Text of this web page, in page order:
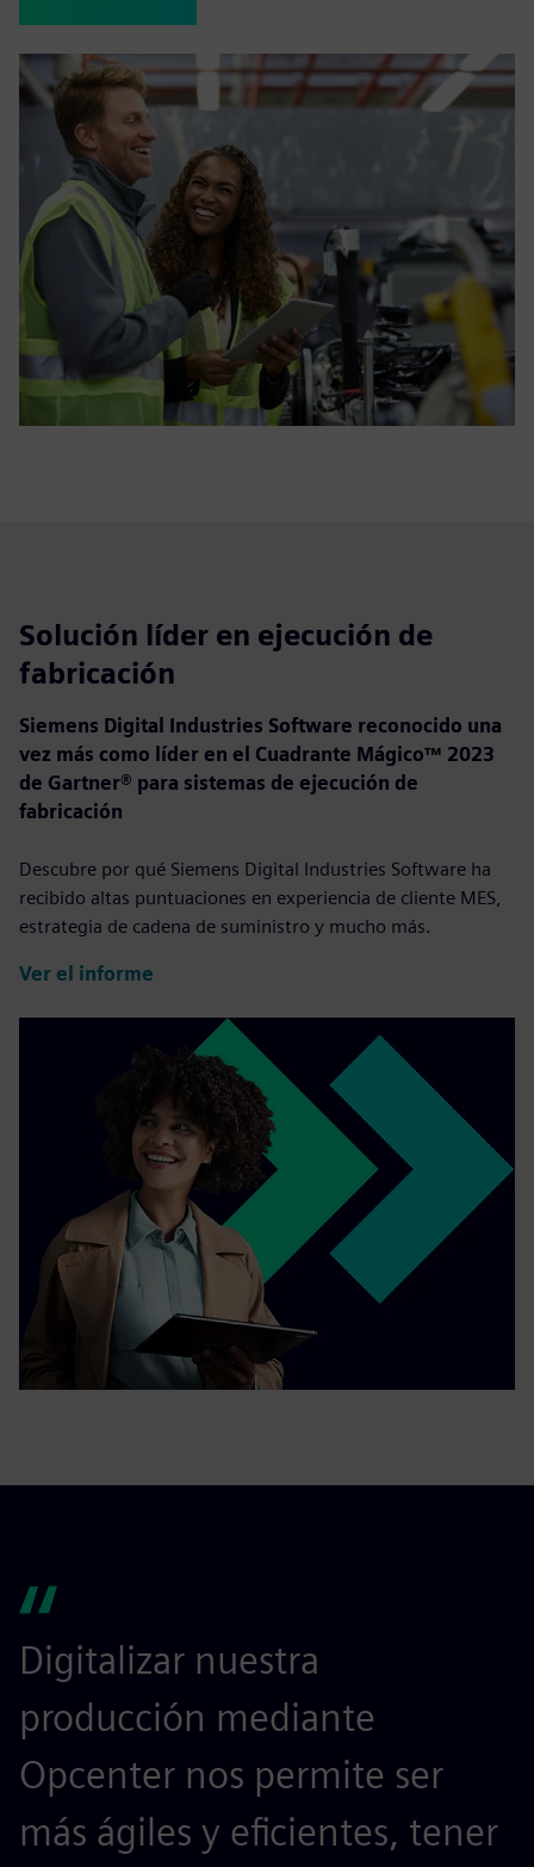
Solución líder en ejecución de
fabricación
Siemens Digital Industries Software reconocido una
vez más como líder en el Cuadrante Mágico™ 2023
de Gartner® para sistemas de ejecución de
fabricación
Descubre por qué Siemens Digital Industries Software ha
recibido altas puntuaciones en experiencia de cliente MES,
estrategia de cadena de suministro y mucho más.
Ver el informe
Digitalizar nuestra
producción mediante
Opcenter nos permite ser
más ágiles y eficientes, tener